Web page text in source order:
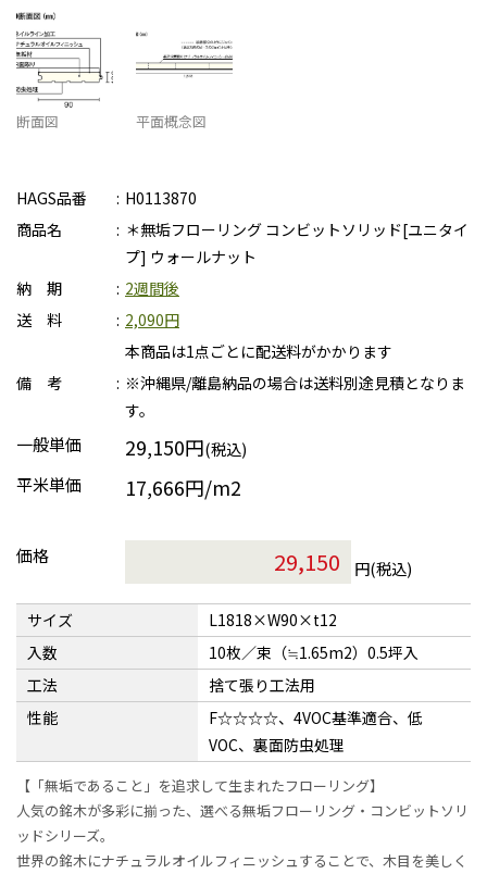
断面図 平面概念図
HAGS品番
H0113870
商品名
＊無垢フローリング コンビットソリッド[ユニタイ
プ] ウォールナット
納 期
2週間後
送 料
2,090円
本商品は1点ごとに配送料がかかります
備 考
※沖縄県/離島納品の場合は送料別途見積となりま
す。
一般単価 29,150円(税込)
平米単価
17,666円/m2
価格
円(税込)
サイズ
L1818×W90×t12
入数
10枚／束（≒1.65m2）0.5坪入
工法
捨て張り工法用
性能
F☆☆☆☆、4VOC基準適合、低
VOC、裏面防虫処理
【「無垢であること」を追求して生まれたフローリング】
人気の銘木が多彩に揃った、選べる無垢フローリング・コンビットソリ
ッドシリーズ。
世界の銘木にナチュラルオイルフィニッシュすることで、木目を美しく